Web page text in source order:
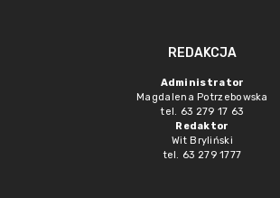
REDAKCJA
Administrator
Magdalena Potrzebowska
tel. 63 279 17 63
Redaktor
Wit Bryliński
tel. 63 279 1777